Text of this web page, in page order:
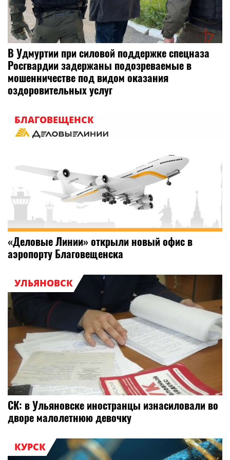
В Удмуртии при силовой поддержке спецназа
Росгвардии задержаны подозреваемые в
мошенничестве под видом оказания
оздоровительных услуг
БЛАГОВЕЩЕНСК
«Деловые Линии» открыли новый офис в
аэропорту Благовещенска
УЛЬЯНОВСК
СК: в Ульяновске иностранцы изнасиловали во
дворе малолетнюю девочку
КУРСК